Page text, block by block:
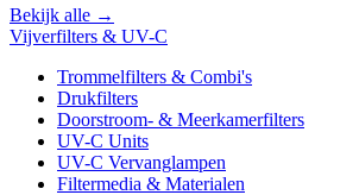
Bekijk alle →
Vijverfilters & UV-C
Trommelfilters & Combi's
Drukfilters
Doorstroom- & Meerkamerfilters
UV-C Units
UV-C Vervanglampen
Filtermedia & Materialen